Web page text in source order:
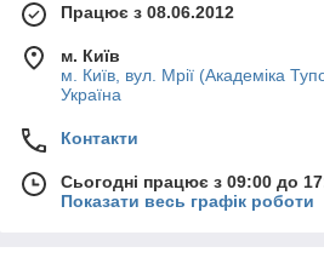
Працює з 08.06.2012
м. Київ
м. Київ, вул. Мрії (Академіка
Україна
Контакти
Сьогодні працює з 09:00 до
Показати весь графік роботи